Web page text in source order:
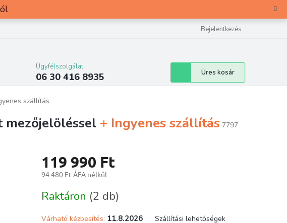
Bejelentkezés
Ügyfélszolgálat:
06 30 416 8935 Kosár
Üres kosár
szállítás
+ Ingyenes szállítás 7797
119 990 Ft
94 480 Ft ÁFA nélkül
Raktáron (2 db)
Várható kézbesítés: 11.8.2026 Szállítási lehetőségek